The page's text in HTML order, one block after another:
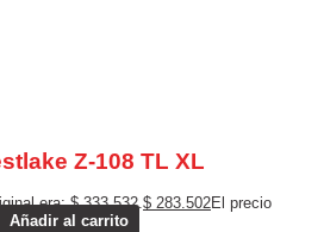
Z-108 TL XL
era: $ 333.532.$ 283.502El precio
Añadir al carrito